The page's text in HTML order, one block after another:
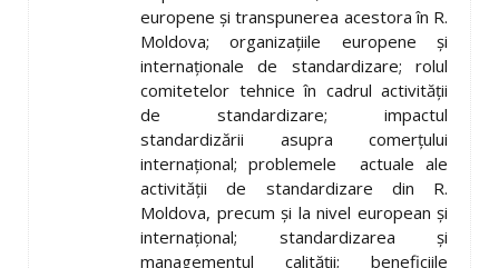
europene şi transpunerea acestora în R.
Moldova; organizaţiile europene şi
internaţionale de standardizare; rolul
comitetelor tehnice în cadrul activităţii
de standardizare; impactul
standardizării asupra comerţului
internaţional; problemele actuale ale
activităţii de standardizare din R.
Moldova, precum şi la nivel european şi
internaţional; standardizarea şi
managementul calităţii; beneficiile